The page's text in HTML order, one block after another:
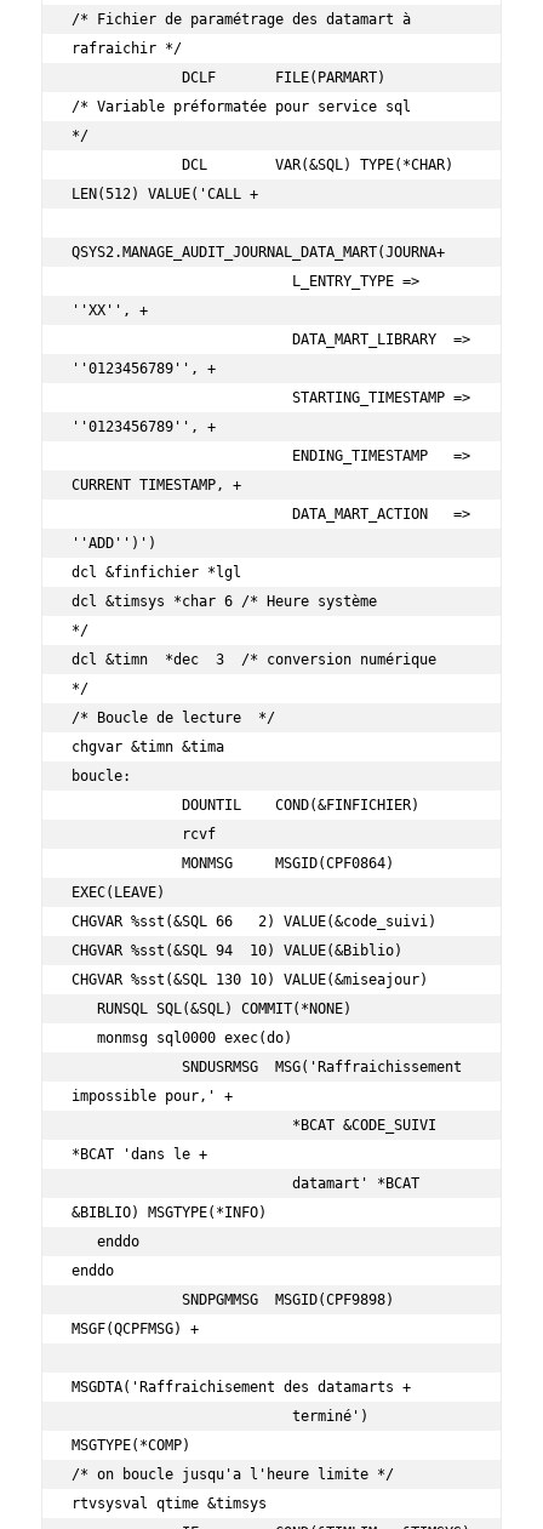
/* Fichier de paramétrage des datamart à
rafraichir */
/* Variable préformatée pour service sql
*/
LEN(512) VALUE('CALL +
QSYS2.MANAGE_AUDIT_JOURNAL_DATA_MART(JOURNA+
''XX'', +
''0123456789'', +
''0123456789'', +
CURRENT TIMESTAMP, +
''ADD'')')
dcl &finfichier *lgl
dcl &timsys *char 6 /* Heure système
*/
dcl &timn  *dec  3  /* conversion numérique
*/
/* Boucle de lecture  */
chgvar &timn &tima
boucle:
EXEC(LEAVE)
CHGVAR %sst(&SQL 66   2) VALUE(&code_suivi)
CHGVAR %sst(&SQL 94  10) VALUE(&Biblio)
CHGVAR %sst(&SQL 130 10) VALUE(&miseajour)
impossible pour,' +
*BCAT 'dans le +
&BIBLIO) MSGTYPE(*INFO)
enddo
MSGF(QCPFMSG) +
MSGDTA('Raffraichisement des datamarts +
MSGTYPE(*COMP)
/* on boucle jusqu'a l'heure limite */
rtvsysval qtime &timsys